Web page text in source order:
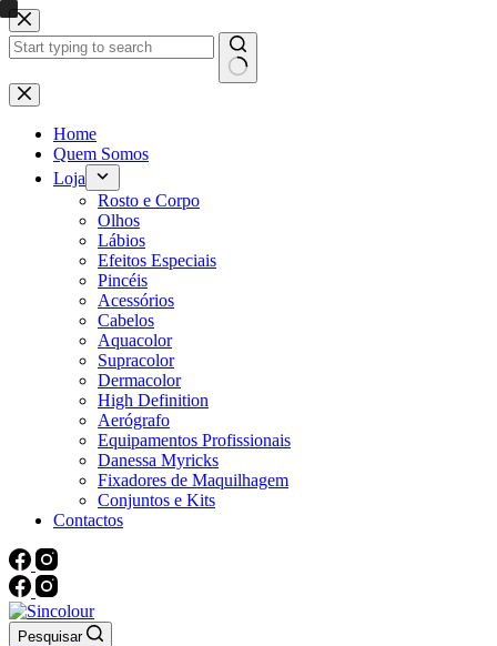
Pular
para
o
Sem
resultados
Home
Quem Somos
Loja
Rosto e Corpo
Olhos
Lábios
Efeitos Especiais
Pincéis
Acessórios
Cabelos
Aquacolor
Supracolor
Dermacolor
High Definition
Aerógrafo
Equipamentos Profissionais
Danessa Myricks
Fixadores de Maquilhagem
Conjuntos e Kits
Contactos
Pesquisar